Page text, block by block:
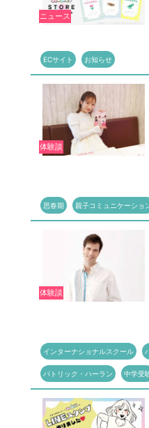
ニュース
ECサイト お知らせ
体験談
思春期 親子コミュニケーショ
体験談
インターナショナルスクール
パトリック・ハーラン 中学受